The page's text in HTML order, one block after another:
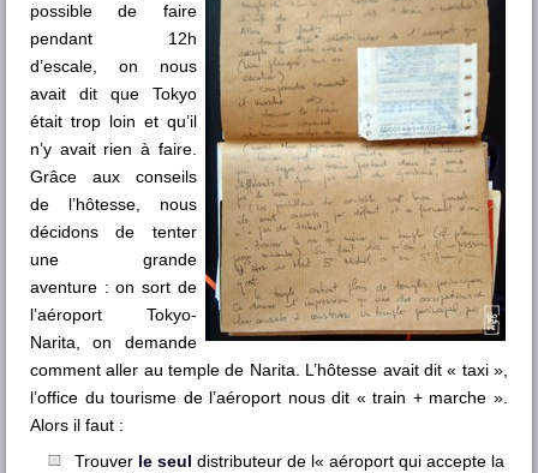
possible de faire
pendant 12h
d’escale, on nous
avait dit que Tokyo
était trop loin et qu’il
n’y avait rien à faire.
Grâce aux conseils
de l’hôtesse, nous
décidons de tenter
une grande
aventure : on sort de
l’aéroport Tokyo-
Narita, on demande
comment aller au temple de Narita. L’hôtesse avait dit « taxi »,
l’office du tourisme de l’aéroport nous dit « train + marche ».
Alors il faut :
Trouver le seul distributeur de l« aéroport qui accepte la